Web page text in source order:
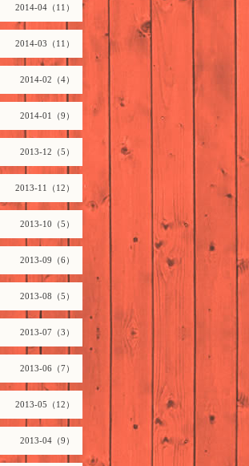
2014-04（11）
2014-03（11）
2014-02（4）
2014-01（9）
2013-12（5）
2013-11（12）
2013-10（5）
2013-09（6）
2013-08（5）
2013-07（3）
2013-06（7）
2013-05（12）
2013-04（9）